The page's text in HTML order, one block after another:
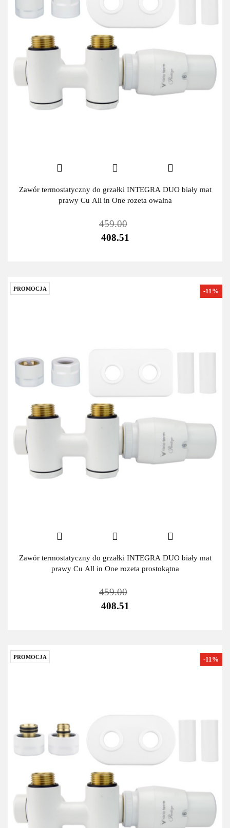
Zawór termostatyczny do grzałki INTEGRA DUO biały mat
prawy Cu All in One rozeta owalna
459.00
408.51
PROMOCJA
Zawór termostatyczny do grzałki INTEGRA DUO biały mat
prawy Cu All in One rozeta prostokątna
459.00
-11%
408.51
PROMOCJA -11%